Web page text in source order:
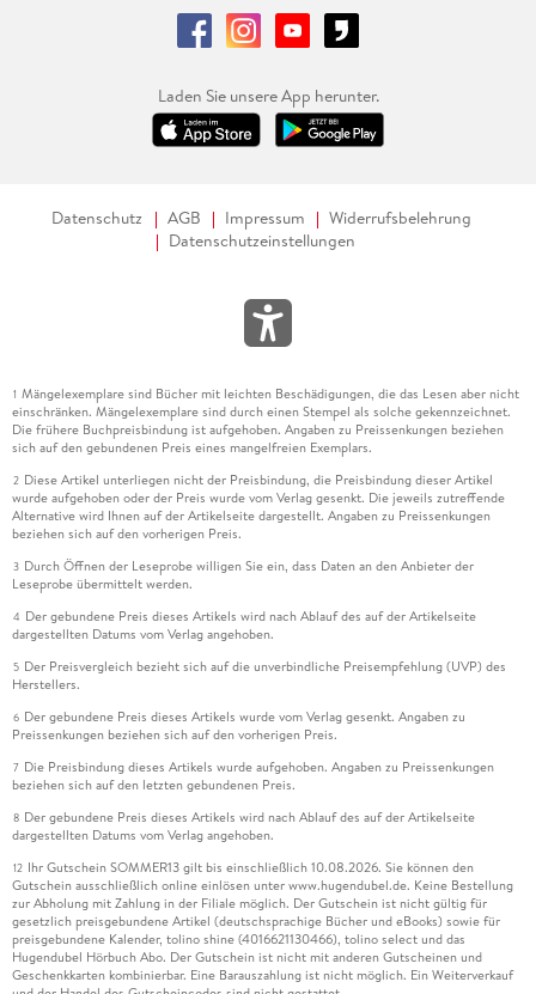
Laden Sie unsere App herunter.
Datenschutz AGB Impressum
Widerrufsbelehrung
Datenschutzeinstellungen
1 Mängelexemplare sind Bücher mit leichten Beschädigungen, die das Lesen aber nicht
einschränken. Mängelexemplare sind durch einen Stempel als solche gekennzeichnet.
Die frühere Buchpreisbindung ist aufgehoben. Angaben zu Preissenkungen beziehen
sich auf den gebundenen Preis eines mangelfreien Exemplars.
2 Diese Artikel unterliegen nicht der Preisbindung, die Preisbindung dieser Artikel
wurde aufgehoben oder der Preis wurde vom Verlag gesenkt. Die jeweils zutreffende
Alternative wird Ihnen auf der Artikelseite dargestellt. Angaben zu Preissenkungen
beziehen sich auf den vorherigen Preis.
3 Durch Öffnen der Leseprobe willigen Sie ein, dass Daten an den Anbieter der
Leseprobe übermittelt werden.
4 Der gebundene Preis dieses Artikels wird nach Ablauf des auf der Artikelseite
dargestellten Datums vom Verlag angehoben.
5 Der Preisvergleich bezieht sich auf die unverbindliche Preisempfehlung (UVP) des
Herstellers.
6 Der gebundene Preis dieses Artikels wurde vom Verlag gesenkt. Angaben zu
Preissenkungen beziehen sich auf den vorherigen Preis.
7 Die Preisbindung dieses Artikels wurde aufgehoben. Angaben zu Preissenkungen
beziehen sich auf den letzten gebundenen Preis.
8 Der gebundene Preis dieses Artikels wird nach Ablauf des auf der Artikelseite
dargestellten Datums vom Verlag angehoben.
12 Ihr Gutschein SOMMER13 gilt bis einschließlich 10.08.2026. Sie können den
Gutschein ausschließlich online einlösen unter www.hugendubel.de. Keine Bestellung
zur Abholung mit Zahlung in der Filiale möglich. Der Gutschein ist nicht gültig für
gesetzlich preisgebundene Artikel (deutschsprachige Bücher und eBooks) sowie für
preisgebundene Kalender, tolino shine (4016621130466), tolino select und das
Hugendubel Hörbuch Abo. Der Gutschein ist nicht mit anderen Gutscheinen und
Geschenkkarten kombinierbar. Eine Barauszahlung ist nicht möglich. Ein Weiterverkauf